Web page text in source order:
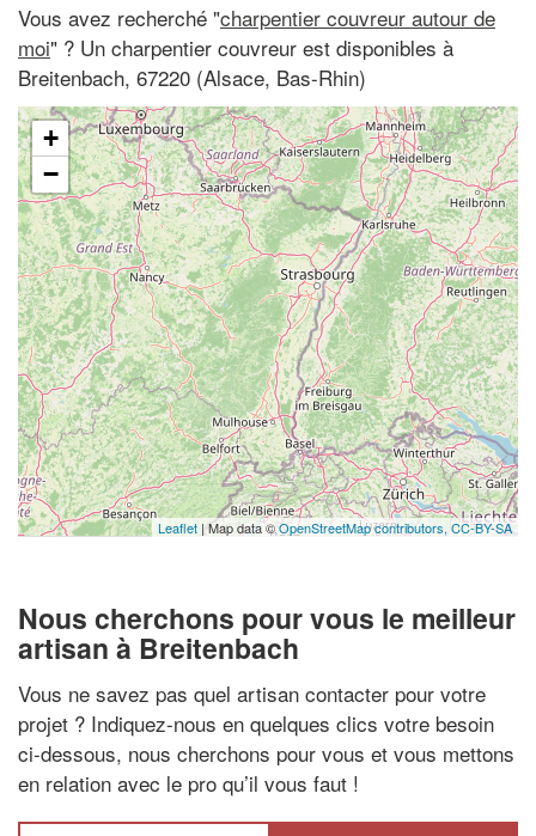
Vous avez recherché "charpentier couvreur autour de
moi" ? Un charpentier couvreur est disponibles à
Breitenbach, 67220 (Alsace, Bas-Rhin)
+
−
Leaflet | Map data ©OpenStreetMap contributors, CC-BY-SA
Nous cherchons pour vous le meilleur
artisan à Breitenbach
Vous ne savez pas quel artisan contacter pour votre
projet ? Indiquez-nous en quelques clics votre besoin
ci-dessous, nous cherchons pour vous et vous mettons
en relation avec le pro qu’il vous faut !